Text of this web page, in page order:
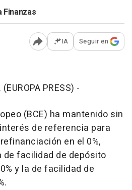
Finanzas
Abrir opciones para
IA Seguir en
PRESS) -
(BCE) ha mantenido sin
de referencia para
en el 0%,
facilidad de depósito
y la de facilidad de